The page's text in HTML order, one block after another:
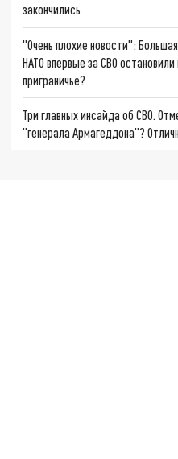
закончились
"Очень плохие новости":
НАТО впервые за СВО
приграничье?
Три главных инсайда об СВО.
"генерала Армагеддона"?